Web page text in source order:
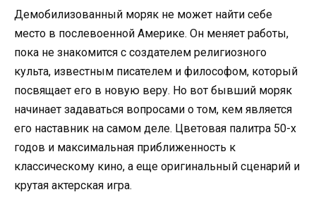
Демобилизованный моряк не может найти себе
место в послевоенной Америке. Он меняет работы,
пока не знакомится с создателем религиозного
культа, известным писателем и философом, который
посвящает его в новую веру. Но вот бывший моряк
начинает задаваться вопросами о том, кем является
его наставник на самом деле. Цветовая палитра 50-х
годов и максимальная приближенность к
классическому кино, а еще оригинальный сценарий и
крутая актерская игра.